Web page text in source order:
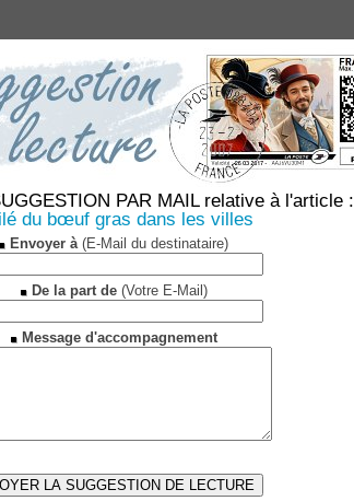
PAR MAIL relative à l'article :
du bœuf gras dans les villes
Envoyer à(E-Mail du destinataire)
De la part de(Votre E-Mail)
Message d'accompagnement